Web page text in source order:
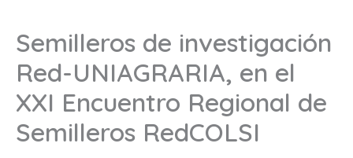
Semilleros de investigación
Red-UNIAGRARIA, en el
XXI Encuentro Regional de
Semilleros RedCOLSI